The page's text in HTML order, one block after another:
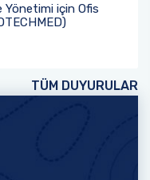
Yönetimi için Ofis
TÜM DUYURULAR